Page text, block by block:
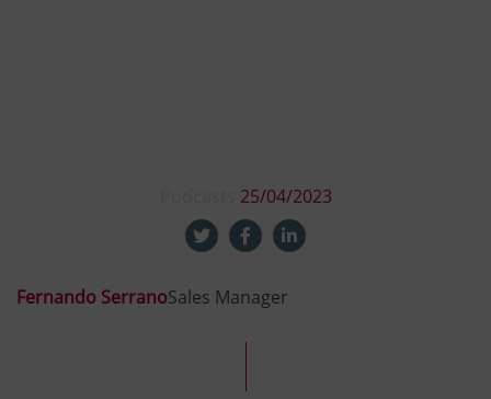
25/04/2023
Fernando SerranoSales Manager